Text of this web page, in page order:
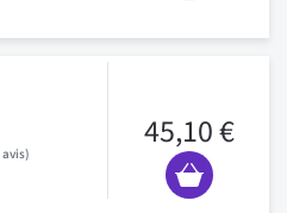
avis
45,10 €